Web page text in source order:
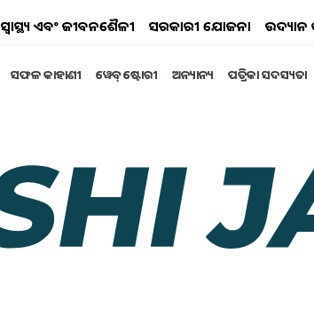
ସ୍ୱାସ୍ଥ୍ୟ ଏବଂ ଜୀବନଶୈଳୀ ସରକାରୀ ଯୋଜନା ଉଦ୍ୟାନ
ସଫଳ କାହାଣୀ ୱେବ୍ ଷ୍ଟୋରୀ ଅନ୍ୟାନ୍ୟ ପତ୍ରିକା ସଦସ୍ୟତା